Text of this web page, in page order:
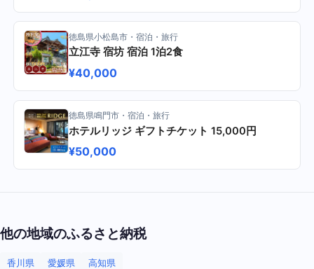
徳島県小松島市・宿泊・旅行
立江寺 宿坊 宿泊 1泊2食
¥40,000
徳島県鳴門市・宿泊・旅行
ホテルリッジ ギフトチケット 15,000円
¥50,000
他の地域のふるさと納税
香川県 愛媛県 高知県